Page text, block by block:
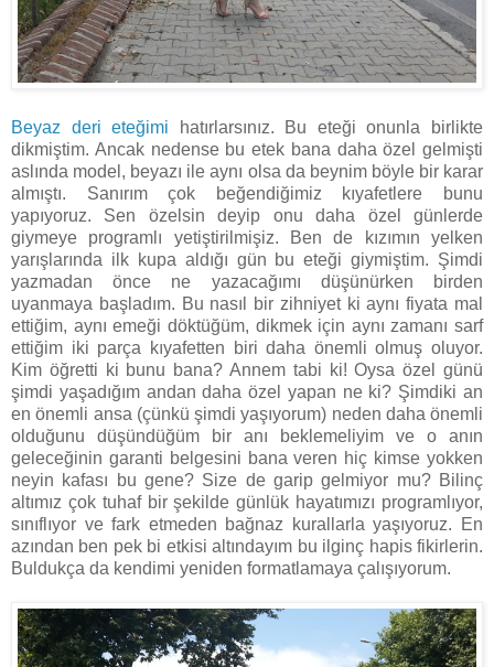
Beyaz deri eteğimi hatırlarsınız. Bu eteği onunla birlikte
dikmiştim. Ancak nedense bu etek bana daha özel gelmişti
aslında model, beyazı ile aynı olsa da beynim böyle bir karar
almıştı. Sanırım çok beğendiğimiz kıyafetlere bunu
yapıyoruz. Sen özelsin deyip onu daha özel günlerde
giymeye programlı yetiştirilmişiz. Ben de kızımın yelken
yarışlarında ilk kupa aldığı gün bu eteği giymiştim. Şimdi
yazmadan önce ne yazacağımı düşünürken birden
uyanmaya başladım. Bu nasıl bir zihniyet ki aynı fiyata mal
ettiğim, aynı emeği döktüğüm, dikmek için aynı zamanı sarf
ettiğim iki parça kıyafetten biri daha önemli olmuş oluyor.
Kim öğretti ki bunu bana? Annem tabi ki! Oysa özel günü
şimdi yaşadığım andan daha özel yapan ne ki? Şimdiki an
en önemli ansa (çünkü şimdi yaşıyorum) neden daha önemli
olduğunu düşündüğüm bir anı beklemeliyim ve o anın
geleceğinin garanti belgesini bana veren hiç kimse yokken
neyin kafası bu gene? Size de garip gelmiyor mu? Bilinç
altımız çok tuhaf bir şekilde günlük hayatımızı programlıyor,
sınıflıyor ve fark etmeden bağnaz kurallarla yaşıyoruz. En
azından ben pek bi etkisi altındayım bu ilginç hapis fikirlerin.
Buldukça da kendimi yeniden formatlamaya çalışıyorum.